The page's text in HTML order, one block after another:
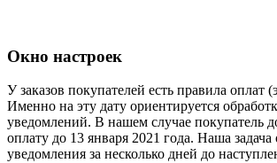
Окно настроек
У заказов покупателей есть правила оплат
Именно на эту дату ориентируется
уведомлений. В нашем случае покупатель
оплату до 13 января 2021 года. Наша задача
уведомления за несколько дней до